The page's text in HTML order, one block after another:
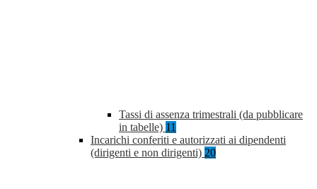
Tassi di assenza trimestrali (da pubblicare
in tabelle) 11
Incarichi conferiti e autorizzati ai dipendenti
(dirigenti e non dirigenti) 20